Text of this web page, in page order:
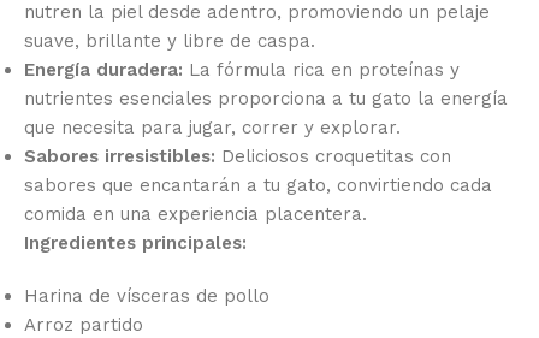
nutren la piel desde adentro, promoviendo un pelaje
suave, brillante y libre de caspa.
Energía duradera: La fórmula rica en proteínas y
nutrientes esenciales proporciona a tu gato la energía
que necesita para jugar, correr y explorar.
Sabores irresistibles: Deliciosos croquetitas con
sabores que encantarán a tu gato, convirtiendo cada
comida en una experiencia placentera.
Ingredientes principales:
Harina de vísceras de pollo
Arroz partido